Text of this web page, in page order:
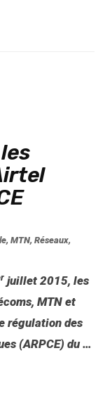
, MTN, Réseaux,
juillet 2015, les
MTN et
régulation des
(ARPCE) du …